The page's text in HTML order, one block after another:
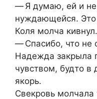
— Я думаю, ей и
нуждающейся. Это
Коля молча кивнул.
— Спасибо, что не
Надежда закрыла
чувством, будто
якорь.
Свекровь молчала